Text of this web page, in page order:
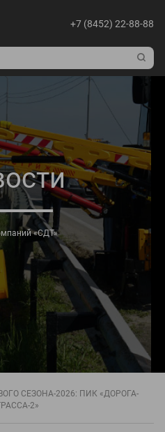
+7 (8452) 22-88-88
«СДТ»
СЕЗОНА-2026: ПИК «ДОРОГА-
2»